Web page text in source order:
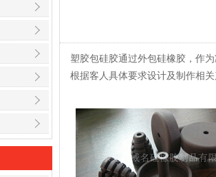
塑胶包硅胶通过外包硅橡胶，作
根据客人具体要求设计及制作相